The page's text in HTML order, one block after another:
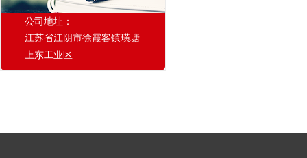
公司地址：
江苏省江阴市徐霞客镇璜塘
上东工业区